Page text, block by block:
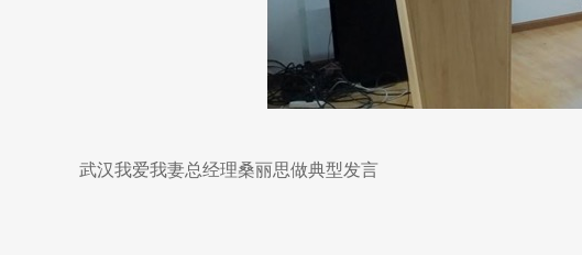
武汉我爱我妻总经理桑丽思做典型发言